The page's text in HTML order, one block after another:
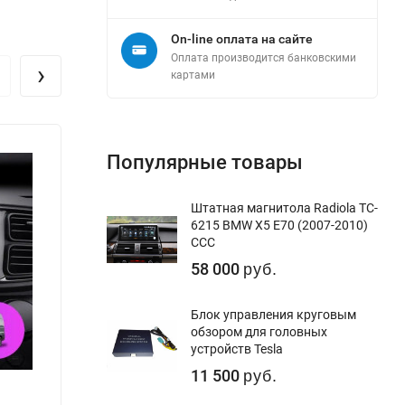
›
On-line оплата на сайте
Оплата производится банковскими
картами
Популярные товары
Штатная магнитола Radiola TC-
6215 BMW X5 E70 (2007-2010)
CCC
58 000 руб.
Блок управления круговым
обзором для головных
устройств Tesla
11 500 руб.